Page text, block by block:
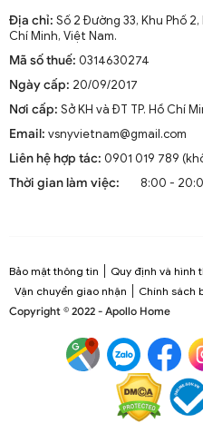
Địa chỉ: Số 2 Đường 33, Khu Phố
Chí Minh, Việt Nam.
Mã số thuế: 0314630274
Ngày cấp: 20/09/2017
Nơi cấp: Sở KH và ĐT TP. Hồ Chí
Email: vsnyvietnam@gmail.com
Liên hệ hợp tác: 0901 019 789
Thời gian làm việc:
8:00 -
Bảo mật thông tin
Quy định và hình
Vận chuyển giao nhận
Chính sách
Copyright © 2022 - Apollo Home